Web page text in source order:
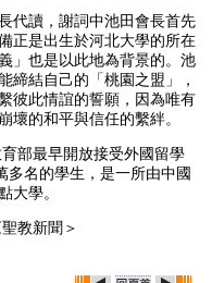
讀，謝詞中池田會長首先
正是出生於河北大學的所在
」也是以此地為背景的。池
締結自己的「桃園之盟」，
彼此情誼的誓願，因為唯有
壞的和平與信任的繫絆。
部最早開放接受外國留學
多名的學生，是一所由中國
大學。
教新聞＞